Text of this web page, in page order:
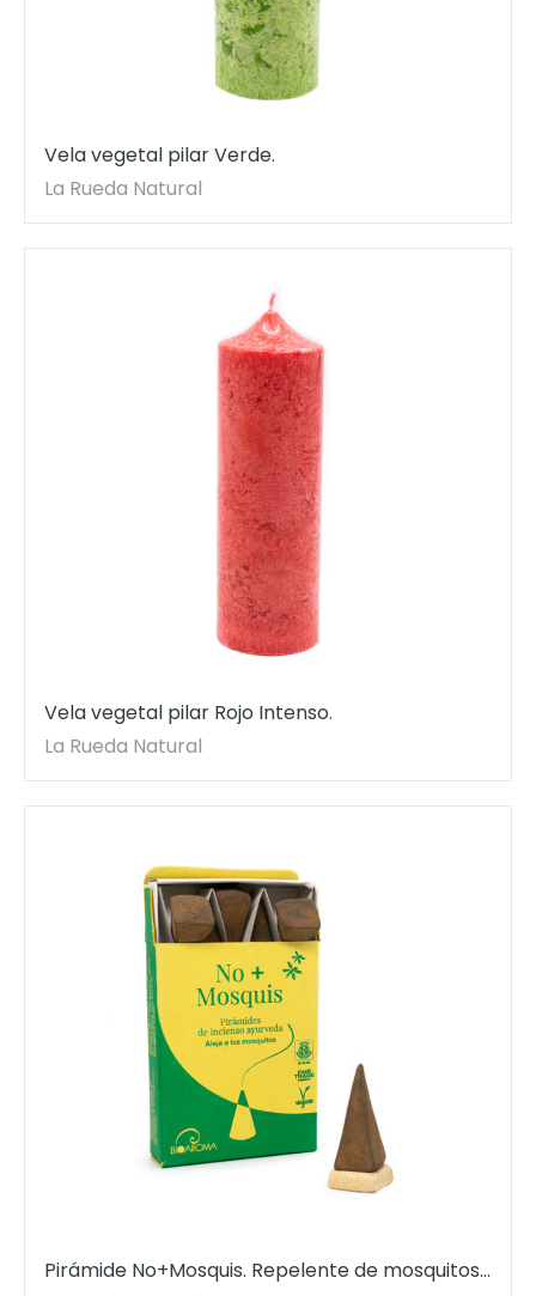
Vela vegetal pilar Verde.
La Rueda Natural
Vela vegetal pilar Rojo Intenso.
La Rueda Natural
Pirámide No+Mosquis. Repelente de mosquitos